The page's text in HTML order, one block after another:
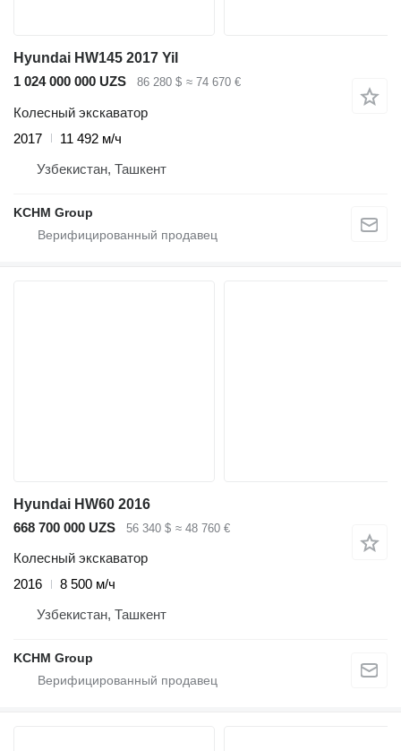
Hyundai HW145 2017 Yil
1 024 000 000 UZS
86 280 $ ≈ 74 670 €
Колесный экскаватор
2017
11 492 м/ч
Узбекистан, Ташкент
KCHM Group
Hyundai HW60 2016
668 700 000 UZS
56 340 $ ≈ 48 760 €
Колесный экскаватор
2016
8 500 м/ч
Узбекистан, Ташкент
KCHM Group